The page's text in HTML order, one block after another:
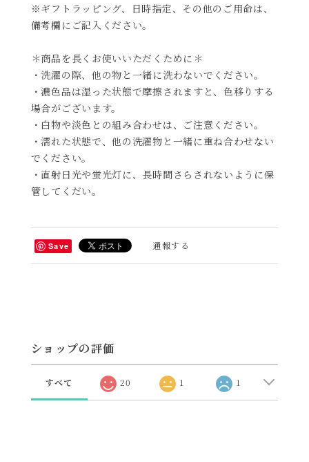
※ギフトラッピング、日時指定、その他のご用命は、
備考欄にご記入ください。
＊商品を長くお使いいただくために＊
・洗濯の際、他の物と一緒に洗わないでください。
・濃色品は湿った状態で摩擦されますと、色移りする
場合がございます。
・白物や淡色との組み合わせは、ご注意ください。
・濡れた状態で、他の洗濯物と一緒に重ね合わせない
でください。
・直射日光や蛍光灯に、長時間さらされないように保
管してくだい。
Save 通報する
ショップの評価
すべて 20 1 1